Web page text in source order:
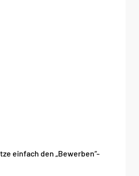
einfach den „Bewerben“-